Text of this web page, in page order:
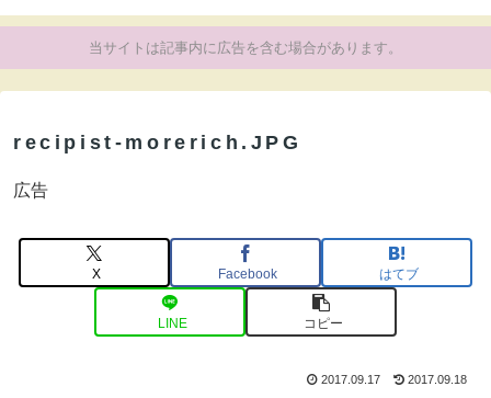
当サイトは記事内に広告を含む場合があります。
recipist-morerich.JPG
広告
X Facebook はてブ
LINE コピー
2017.09.17 2017.09.18